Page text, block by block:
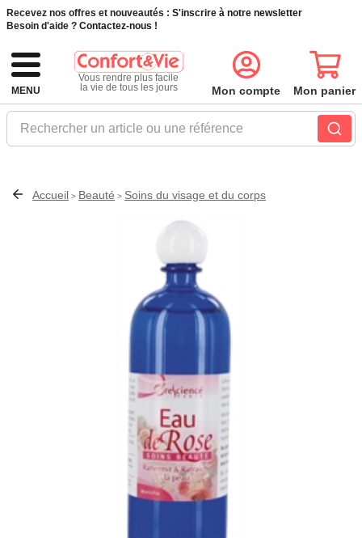
Recevez nos offres et nouveautés : S'inscrire à notre newsletter
Besoin d'aide ? Contactez-nous !
MENU
Vous rendre plus facile
la vie de tous les jours
Rechercher un article ou une référence
Mon compte Mon panier
Accueil > Beauté > Soins du visage et du corps